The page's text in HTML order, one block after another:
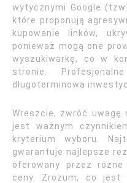
wytycznymi Google
które proponują
kupowanie linków,
ponieważ mogą one
wyszukiwarkę, co w
stronie.
długoterminowa
Wreszcie, zwróć uwagę
jest ważnym
kryterium wyboru.
gwarantuje najlepsze
oferowany przez
ceny. Zrozum, co